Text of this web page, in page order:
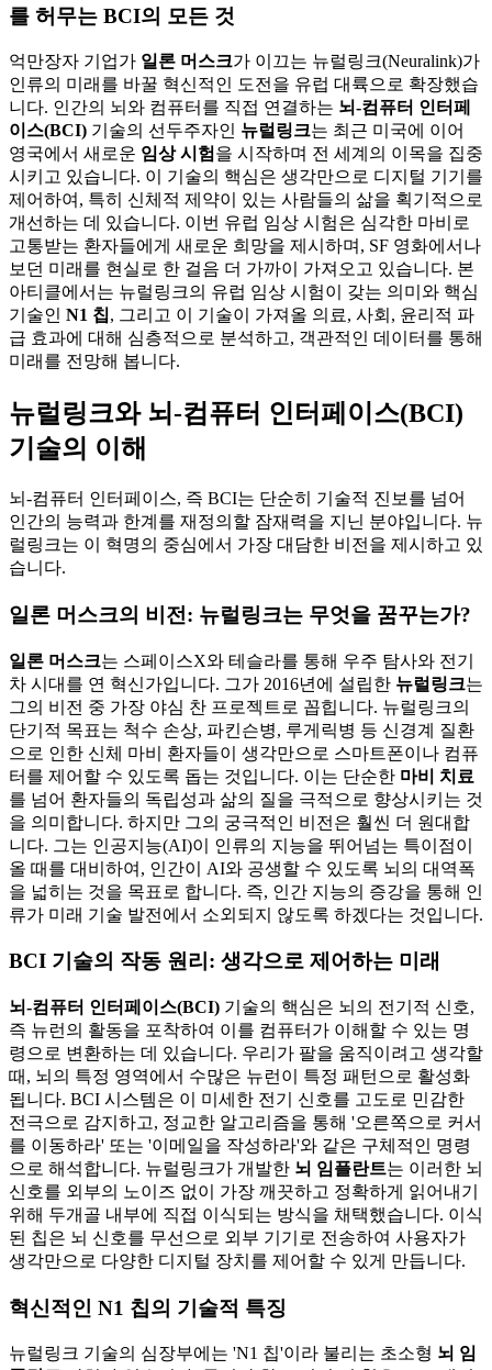
를 허무는 BCI의 모든 것
억만장자 기업가 일론 머스크가 이끄는 뉴럴링크(Neuralink)가
인류의 미래를 바꿀 혁신적인 도전을 유럽 대륙으로 확장했습
니다. 인간의 뇌와 컴퓨터를 직접 연결하는 뇌-컴퓨터 인터페
이스(BCI) 기술의 선두주자인 뉴럴링크는 최근 미국에 이어
영국에서 새로운 임상 시험 을 시작하며 전 세계의 이목을 집중
시키고 있습니다. 이 기술의 핵심은 생각만으로 디지털 기기를
제어하여, 특히 신체적 제약이 있는 사람들의 삶을 획기적으로
개선하는 데 있습니다. 이번 유럽 임상 시험은 심각한 마비로
고통받는 환자들에게 새로운 희망을 제시하며, SF 영화에서나
보던 미래를 현실로 한 걸음 더 가까이 가져오고 있습니다. 본
아티클에서는 뉴럴링크의 유럽 임상 시험이 갖는 의미와 핵심
기술인 N1 칩, 그리고 이 기술이 가져올 의료, 사회, 윤리적 파
급 효과에 대해 심층적으로 분석하고, 객관적인 데이터를 통해
미래를 전망해 봅니다.
뉴럴링크와 뇌-컴퓨터 인터페이스(BCI)
기술의 이해
뇌-컴퓨터 인터페이스, 즉 BCI는 단순히 기술적 진보를 넘어
인간의 능력과 한계를 재정의할 잠재력을 지닌 분야입니다. 뉴
럴링크는 이 혁명의 중심에서 가장 대담한 비전을 제시하고 있
습니다.
일론 머스크의 비전: 뉴럴링크는 무엇을 꿈꾸는가?
일론 머스크는 스페이스X와 테슬라를 통해 우주 탐사와 전기
차 시대를 연 혁신가입니다. 그가 2016년에 설립한 뉴럴링크는
그의 비전 중 가장 야심 찬 프로젝트로 꼽힙니다. 뉴럴링크의
단기적 목표는 척수 손상, 파킨슨병, 루게릭병 등 신경계 질환
으로 인한 신체 마비 환자들이 생각만으로 스마트폰이나 컴퓨
터를 제어할 수 있도록 돕는 것입니다. 이는 단순한 마비 치료
를 넘어 환자들의 독립성과 삶의 질을 극적으로 향상시키는 것
을 의미합니다. 하지만 그의 궁극적인 비전은 훨씬 더 원대합
니다. 그는 인공지능(AI)이 인류의 지능을 뛰어넘는 특이점이
올 때를 대비하여, 인간이 AI와 공생할 수 있도록 뇌의 대역폭
을 넓히는 것을 목표로 합니다. 즉, 인간 지능의 증강을 통해 인
류가 미래 기술 발전에서 소외되지 않도록 하겠다는 것입니다.
BCI 기술의 작동 원리: 생각으로 제어하는 미래
뇌-컴퓨터 인터페이스(BCI) 기술의 핵심은 뇌의 전기적 신호,
즉 뉴런의 활동을 포착하여 이를 컴퓨터가 이해할 수 있는 명
령으로 변환하는 데 있습니다. 우리가 팔을 움직이려고 생각할
때, 뇌의 특정 영역에서 수많은 뉴런이 특정 패턴으로 활성화
됩니다. BCI 시스템은 이 미세한 전기 신호를 고도로 민감한
전극으로 감지하고, 정교한 알고리즘을 통해 '오른쪽으로 커서
를 이동하라' 또는 '이메일을 작성하라'와 같은 구체적인 명령
으로 해석합니다. 뉴럴링크가 개발한 뇌 임플란트는 이러한 뇌
신호를 외부의 노이즈 없이 가장 깨끗하고 정확하게 읽어내기
위해 두개골 내부에 직접 이식되는 방식을 채택했습니다. 이식
된 칩은 뇌 신호를 무선으로 외부 기기로 전송하여 사용자가
생각만으로 다양한 디지털 장치를 제어할 수 있게 만듭니다.
혁신적인 N1 칩의 기술적 특징
뉴럴링크 기술의 심장부에는 'N1 칩'이라 불리는 초소형 뇌 임